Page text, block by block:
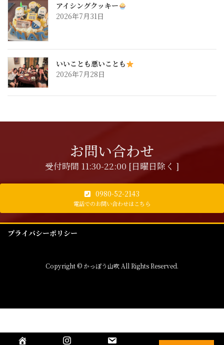
アイシングクッキー
2026年7月31日
いいことも悪いことも
2026年7月28日
お問い合わせ
受付時間 11:30-22:00 [日曜日除く ]
0980-52-2143
電話でのお問い合わせはこちら
プライバシーポリシー
Copyright © かっぽう山吹 All Rights Reserved.